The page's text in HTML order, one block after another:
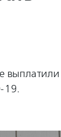
выплатили
19.